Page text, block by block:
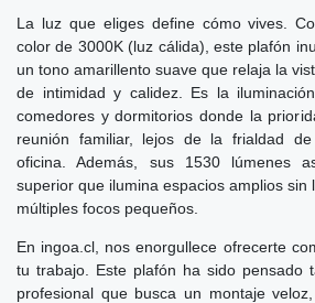
La luz que eliges define cómo vives.
color de 3000K (luz cálida), este plafón
un tono amarillento suave que relaja la
de intimidad y calidez. Es la
comedores y dormitorios donde la
reunión familiar, lejos de la frialdad
oficina. Además, sus 1530 lúmenes
superior que ilumina espacios amplios sin
múltiples focos pequeños.
En ingoa.cl, nos enorgullece ofrecerte
tu trabajo. Este plafón ha sido pensado
profesional que busca un montaje